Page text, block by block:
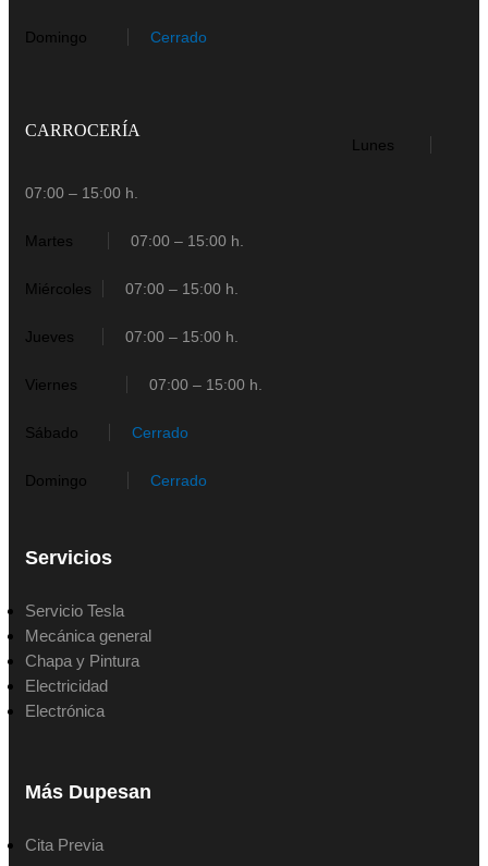
Domingo Cerrado
CARROCERÍA
Lunes
07:00 – 15:00 h.
Martes 07:00 – 15:00 h.
Miércoles 07:00 – 15:00 h.
Jueves 07:00 – 15:00 h.
Viernes 07:00 – 15:00 h.
Sábado Cerrado
Domingo Cerrado
Servicios
Servicio Tesla
Mecánica general
Chapa y Pintura
Electricidad
Electrónica
Más Dupesan
Cita Previa